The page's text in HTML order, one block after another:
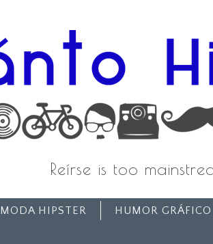
Reírse is too
MODA HIPSTER HUMOR